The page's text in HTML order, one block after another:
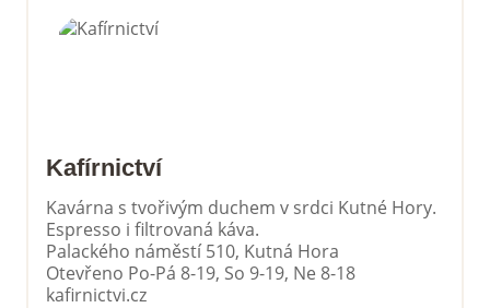
Kafírnictví
Kavárna s tvořivým duchem v srdci Kutné Hory.
Espresso i filtrovaná káva.
Palackého náměstí 510, Kutná Hora
Otevřeno Po-Pá 8-19, So 9-19, Ne 8-18
kafirnictvi.cz